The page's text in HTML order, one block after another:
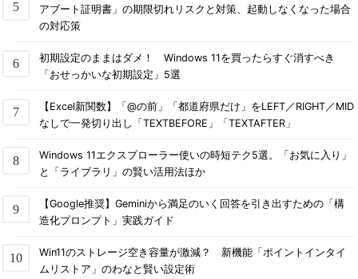
アブート証明書」の期限切れリスクと対策、起動しなくなった場合
の対応策
初期設定のままはダメ！ Windows 11を買ったらすぐ消すべき
「おせっかいな初期設定」5選
【Excel新関数】「@の前」「都道府県だけ」をLEFT／RIGHT／MID
なしで一発切り出し「TEXTBEFORE」「TEXTAFTER」
Windows 11エクスプローラー使いの時短テク5選。「お気に入り」
と「ライブラリ」の賢い活用法ほか
【Google推奨】Geminiから満足のいく回答を引き出すための「構
造化プロンプト」実践ガイド
Win11のストレージ空き容量が激減？ 新機能「ポイントインタイ
ムリストア」のわなと賢い設定術